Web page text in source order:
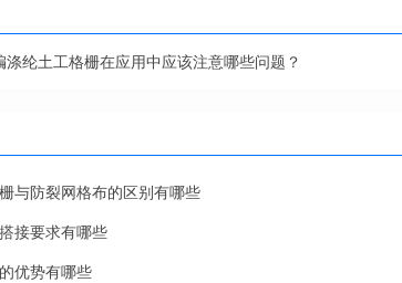
涤纶土工格栅在应用中应该注意哪些问题？
与防裂网格布的区别有哪些
接要求有哪些
优势有哪些